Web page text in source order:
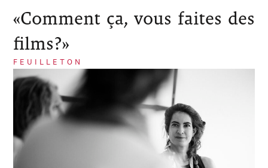
«Comment ça, vous faites des
films?»
FEUILLETON